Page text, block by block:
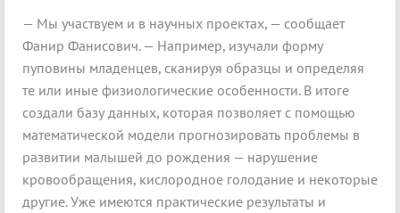
— Мы участвуем и в научных проектах, — сообщает
Фанир Фанисович. — Например, изу­чали форму
пуповины младенцев, сканируя образцы и определяя
те или иные физиологические особенности. В итоге
создали базу данных, которая позволяет с помощью
математической модели прогнозировать проблемы в
развитии малышей до рождения — нарушение
кровообращения, кислородное голодание и некоторые
другие. Уже имеются практические результаты и